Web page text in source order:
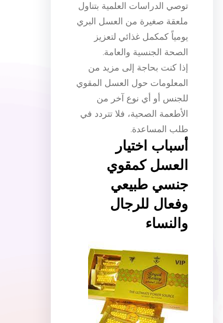
توصي الدراسات العلمية بتناول
ملعقة صغيرة من العسل البري
يومياً كمكمل غذائي لتعزيز
الصحة الجنسية والعامة.
إذا كنت بحاجة إلى مزيد من
المعلومات حول العسل المقوي
للجنس أو أي نوع آخر من
الأطعمة الصحية، فلا تتردد في
طلب المساعدة.
أسباب اختيار
العسل كمقوي
جنسي طبيعي
وفعال للرجال
والنساء